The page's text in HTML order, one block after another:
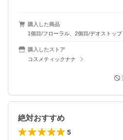
購入した商品
1個目/フローラル、2個目/デオストップ
購入したストア
コスメティックナナ
絶対おすすめ
5